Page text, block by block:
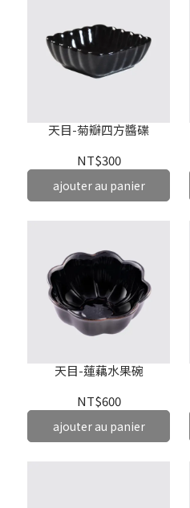
天目-菊瓣四方醬碟
NT$300
ajouter au panier
天目-蓮藕水果碗
NT$600
ajouter au panier